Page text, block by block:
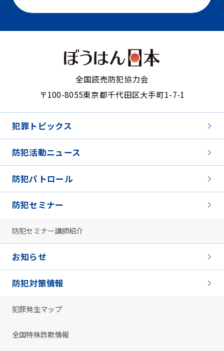
全国読売防犯協力会
〒100-8055東京都千代田区大手町1-7-1
犯罪トピックス
防犯活動ニュース
防犯パトロール
防犯セミナー
防犯セミナー講師紹介
お知らせ
防犯対策情報
犯罪発生マップ
全国特殊詐欺情報